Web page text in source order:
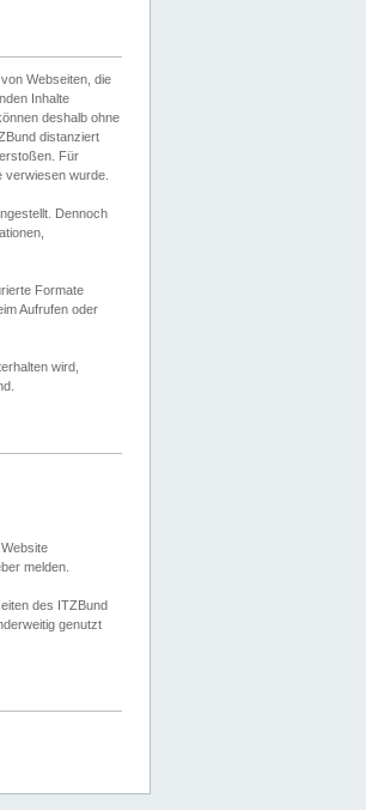
Webseiten, die
Inhalte
deshalb ohne
distanziert
Für
verwiesen wurde.
Dennoch
Formate
Aufrufen oder
wird,
melden.
des ITZBund
genutzt